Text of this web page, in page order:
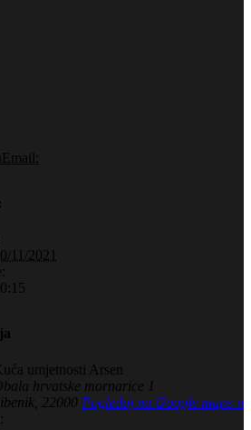
Email:
11/2021
umjetnosti Arsen
hrvatske mornarice 1
22000 Pogledaj na Google maps-u